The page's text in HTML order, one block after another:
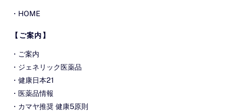
・ HOME
【ご案内】
・ ご案内
・ ジェネリック医薬品
・健康日本21
・医薬品情報
・ カマヤ推奨 健康5原則